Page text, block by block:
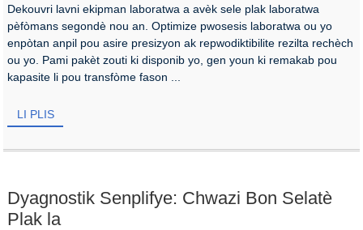
Dekouvri lavni ekipman laboratwa a avèk sele plak laboratwa
pèfòmans segondè nou an. Optimize pwosesis laboratwa ou yo
enpòtan anpil pou asire presizyon ak repwodiktibilite rezilta rechèch
ou yo. Pami pakèt zouti ki disponib yo, gen youn ki remakab pou
kapasite li pou transfòme fason ...
LI PLIS
Dyagnostik Senplifye: Chwazi Bon Selatè
Plak la